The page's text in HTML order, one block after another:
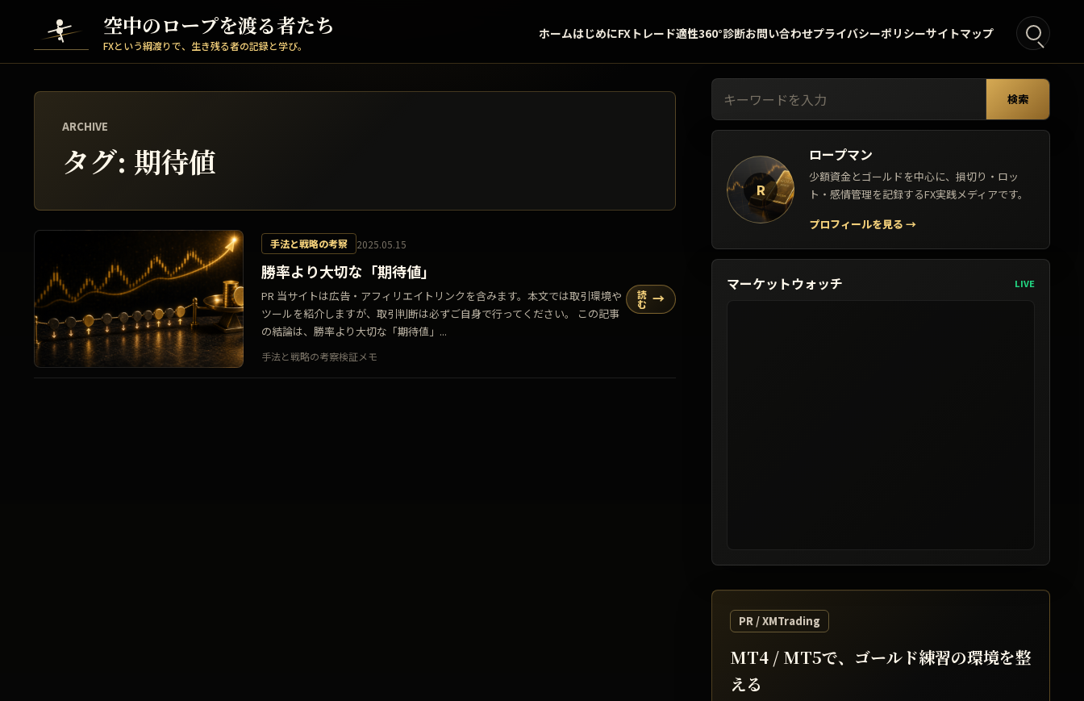
空中のロープを渡る者たち
FXという綱渡りで、生き残る者の記録と学び。
ホームはじめにFXトレード適性360°診断お問い合わせプライバシーポリシーサイトマップ
ARCHIVE
タグ: 期待値
手法と戦略の考察 2025.05.15
勝率より大切な「期待値」
PR 当サイトは広告・アフィリエイトリンクを含みます。本文では取引環境や
ツールを紹介しますが、取引判断は必ずご自身で行ってください。 この記事
の結論は、勝率より大切な「期待値」...
手法と戦略の考察検証メモ
読
む →
検索: 検索
R
ロープマン
少額資金とゴールドを中心に、損切り・ロッ
ト・感情管理を記録するFX実践メディアです。
プロフィールを見る →
マーケットウォッチ LIVE
レート提供: TradingView / 表示は遅延する場合があります
PR / XMTrading
MT4 / MT5で、ゴールド練習の環境を整
える